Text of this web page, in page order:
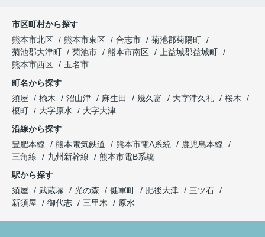
市区町村から探す
熊本市北区
熊本市東区 合志市
菊池郡菊陽町
菊池郡大津町
菊池市 熊本市南区
上益城郡益城町
熊本市西区
玉名市
町名から探す
須屋
楡木 沼山津 麻生田 幾久富 大字津久礼
桜木
榎町
大字原水
大字大津
沿線から探す
豊肥本線
熊本電気鉄道 熊本市電A系統
鹿児島本線
三角線
九州新幹線
熊本市電B系統
駅から探す
須屋
武蔵塚 光の森 健軍町 肥後大津
三ツ石
新須屋
御代志 三里木 原水